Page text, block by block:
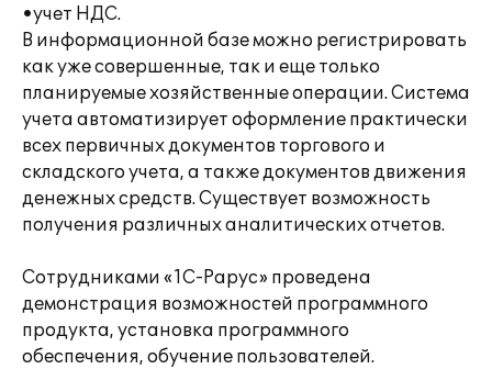
•учет НДС.
В информационной базе можно регистрировать
как уже совершенные, так и еще только
планируемые хозяйственные операции. Система
учета автоматизирует оформление практически
всех первичных документов торгового и
складского учета, а также документов движения
денежных средств. Существует возможность
получения различных аналитических отчетов.
Сотрудниками «1С-Рарус» проведена
демонстрация возможностей программного
продукта, установка программного
обеспечения, обучение пользователей.